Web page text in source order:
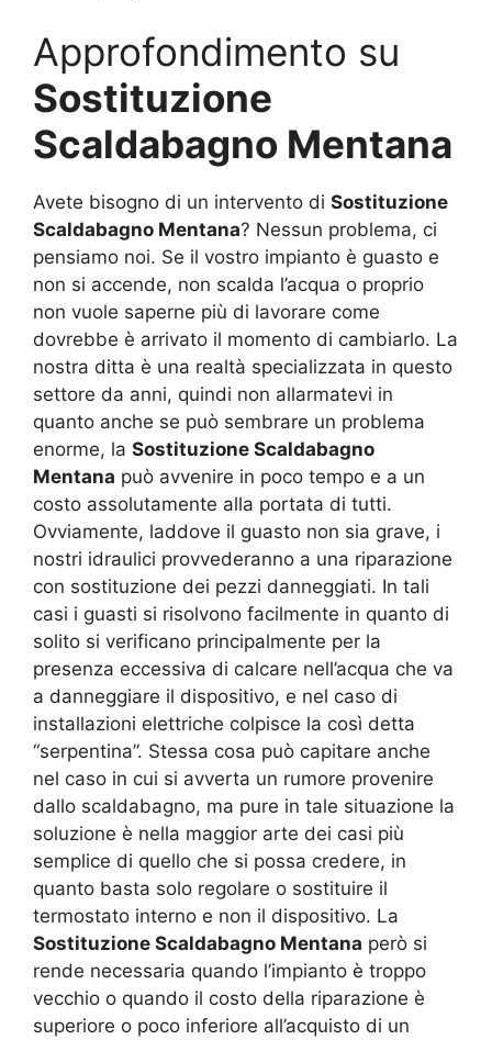
Approfondimento su
Sostituzione
Scaldabagno Mentana
Avete bisogno di un intervento di Sostituzione
Scaldabagno Mentana? Nessun problema, ci
pensiamo noi. Se il vostro impianto è guasto e
non si accende, non scalda l’acqua o proprio
non vuole saperne più di lavorare come
dovrebbe è arrivato il momento di cambiarlo. La
nostra ditta è una realtà specializzata in questo
settore da anni, quindi non allarmatevi in
quanto anche se può sembrare un problema
enorme, la Sostituzione Scaldabagno
Mentana può avvenire in poco tempo e a un
costo assolutamente alla portata di tutti.
Ovviamente, laddove il guasto non sia grave, i
nostri idraulici provvederanno a una riparazione
con sostituzione dei pezzi danneggiati. In tali
casi i guasti si risolvono facilmente in quanto di
solito si verificano principalmente per la
presenza eccessiva di calcare nell’acqua che va
a danneggiare il dispositivo, e nel caso di
installazioni elettriche colpisce la così detta
“serpentina”. Stessa cosa può capitare anche
nel caso in cui si avverta un rumore provenire
dallo scaldabagno, ma pure in tale situazione la
soluzione è nella maggior arte dei casi più
semplice di quello che si possa credere, in
quanto basta solo regolare o sostituire il
termostato interno e non il dispositivo. La
Sostituzione Scaldabagno Mentana però si
rende necessaria quando l’impianto è troppo
vecchio o quando il costo della riparazione è
superiore o poco inferiore all’acquisto di un